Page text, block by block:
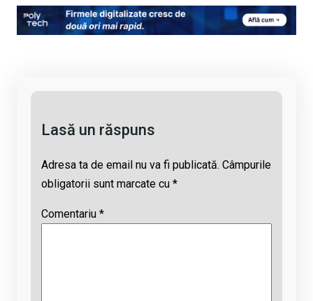
py
Li
ce
b
at
s
e
a
ail
Lasă un răspuns
Adresa ta de email nu va fi publicată. Câmpurile
obligatorii sunt marcate cu *
Comentariu *